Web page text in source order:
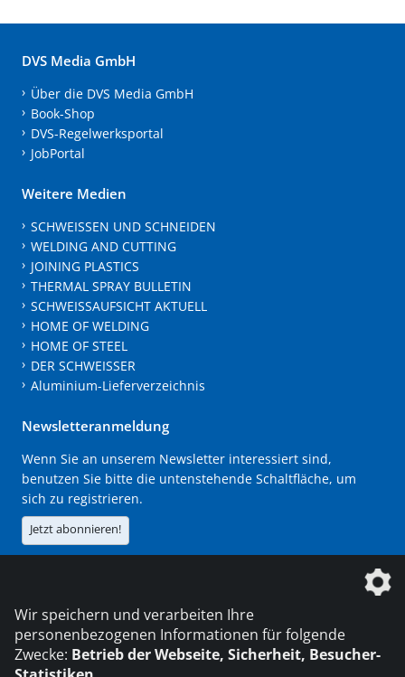
DVS Media GmbH
Über die DVS Media GmbH
Book-Shop
DVS-Regelwerksportal
JobPortal
Weitere Medien
SCHWEISSEN UND SCHNEIDEN
WELDING AND CUTTING
JOINING PLASTICS
THERMAL SPRAY BULLETIN
SCHWEISSAUFSICHT AKTUELL
HOME OF WELDING
HOME OF STEEL
DER SCHWEISSER
Aluminium-Lieferverzeichnis
Newsletteranmeldung
Wenn Sie an unserem Newsletter interessiert sind,
benutzen Sie bitte die untenstehende Schaltfläche, um
sich zu registrieren.
Jetzt abonnieren!
Die DVS Media GmbH ist ein Unternehmen der
Wir speichern und verarbeiten Ihre
personenbezogenen Informationen für folgende
Zwecke: Betrieb der Webseite, Sicherheit, Besucher-